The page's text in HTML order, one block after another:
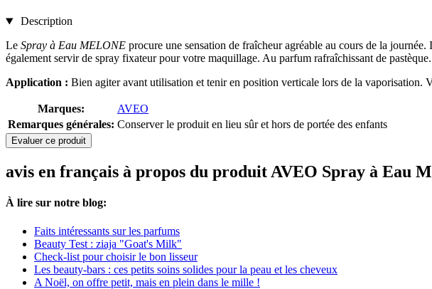
Description
Le Spray à Eau MELONE procure une sensation de fraîcheur agréable au cours de la
également servir de spray fixateur pour votre maquillage. Au parfum rafraîchissant de pastèque.
Application : Bien agiter avant utilisation et tenir en position verticale lors de la vaporisation.
Marques:
AVEO
Remarques générales: Conserver le produit en lieu sûr et hors de portée des enfants
Evaluer ce produit
avis en français à propos du produit AVEO Spray à Eau
À lire sur notre blog:
Faits intéressants sur les parfums
Beauty Test : ziaja "Goat's Milk"
Check-list pour choisir le bon lisseur
Les beauty-bars : ces petits soins solides pour la peau et les cheveux
A Noël, on offre petit, mais en plein dans le mille !